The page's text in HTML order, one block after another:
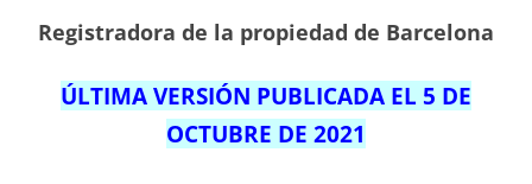
Registradora de la propiedad de Barcelona
ÚLTIMA VERSIÓN PUBLICADA EL 5 DE
OCTUBRE DE 2021